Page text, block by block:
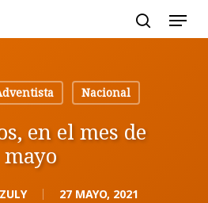
Nacional
en el mes de
mayo
27 MAYO, 2021